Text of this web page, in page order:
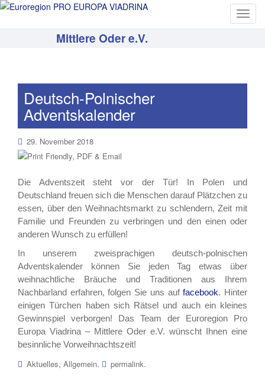
T
e
t
i
o
n
Mittlere Oder e.V.
Deutsch-Polnischer
Adventskalender
29. November 2018
Die Adventszeit steht vor der Tür! In Polen und
Deutschland freuen sich die Menschen darauf Plätzchen zu
essen, über den Weihnachtsmarkt zu schlendern, Zeit mit
Familie und Freunden zu verbringen und den einen oder
anderen Wunsch zu erfüllen!
In unserem zweisprachigen deutsch-polnischen
Adventskalender können Sie jeden Tag etwas über
weihnachtliche Bräuche und Traditionen aus Ihrem
Nachbarland erfahren, folgen Sie uns auffacebook. Hinter
einigen Türchen haben sich Rätsel und auch ein kleines
Gewinnspiel verborgen! Das Team der Euroregion Pro
Europa Viadrina – Mittlere Oder e.V. wünscht Ihnen eine
besinnliche Vorweihnachtszeit!
Aktuelles, Allgemein. permalink.